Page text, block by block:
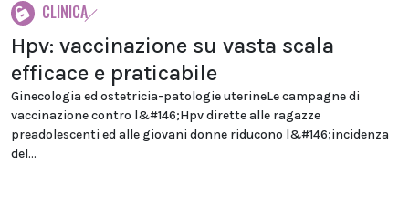
CLINICA
Hpv: vaccinazione su vasta scala
efficace e praticabile
Ginecologia ed ostetricia-patologie uterineLe campagne di
vaccinazione contro l&#146;Hpv dirette alle ragazze
preadolescenti ed alle giovani donne riducono l&#146;incidenza
del...